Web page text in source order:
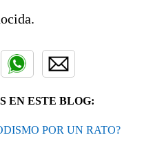
EN ESTE BLOG:
POR UN RATO?